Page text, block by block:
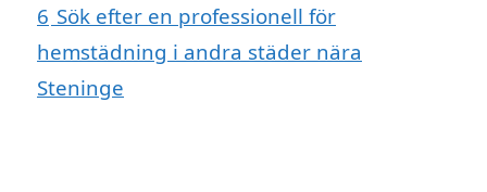
6 Sök efter en professionell för
hemstädning i andra städer nära
Steninge